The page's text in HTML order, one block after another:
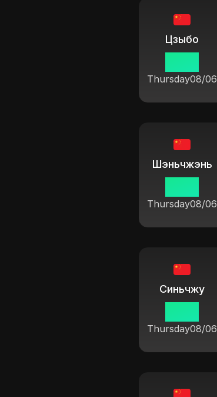
Цзыбо
Thursday08/06
Шэньчжэнь
Thursday08/06
Синьчжу
Thursday08/06